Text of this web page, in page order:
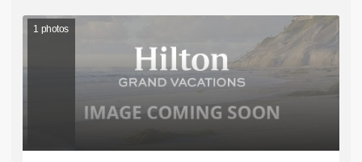
1 photos